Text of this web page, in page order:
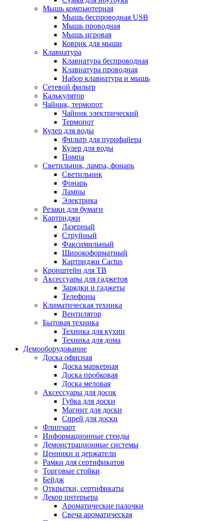
Мышь компьютерная
Мышь беспроводная USB
Мышь проводная
Мышь игровая
Коврик для мыши
Клавиатура
Клавиатура беспроводная
Клавиатура проводная
Набор клавиатура и мышь
Сетевой фильтр
Калькулятор
Чайник, термопот
Чайник электрический
Термопот
Кулер для воды
Фильтр для пурифайера
Кулер для воды
Помпа
Светильник, лампа, фонарь
Светильник
Фонарь
Лампы
Электрика
Резаки для бумаги
Картриджи
Лазерный
Струйный
Факсимильный
Широкоформатный
Картриджи Cactus
Кронштейн для ТВ
Аксессуары для гаджетов
Зарядки и гаджеты
Телефоны
Климатическая техника
Вентилятор
Бытовая техника
Техника для кухни
Техника для дома
Демооборудование
Доска офисная
Доска маркерная
Доска пробковая
Доска меловая
Аксессуары для досок
Губка для доски
Магнит для доски
Спрей для доски
Флипчарт
Информационные стенды
Демонстрационные системы
Ценники и держатели
Рамки для сертификатов
Торговые стойки
Бейдж
Открытки, сертификаты
Декор интерьера
Ароматические палочки
Свеча ароматическая